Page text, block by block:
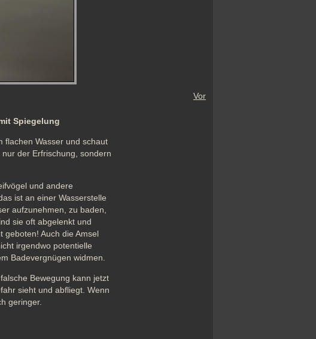
Vor
Spiegelung
flachen Wasser und schaut
der Erfrischung, sondern
und andere
ist an einer Wasserstelle
aufzunehmen, zu baden,
sie oft abgelenkt und
geboten! Auch die Amsel
irgendwo potentielle
Badevergnügen widmen.
Bewegung kann jetzt
sieht und abfliegt. Wenn
geringer.